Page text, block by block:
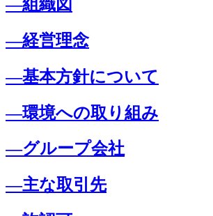
―組織図
―経営理念
―基本方針について
―環境への取り組み
―グループ会社
―主な取引先